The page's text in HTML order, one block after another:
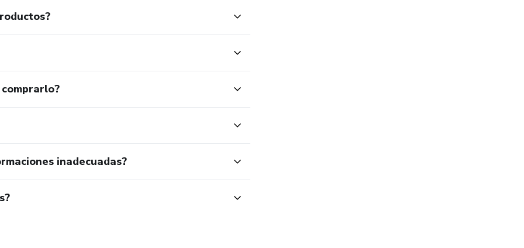
inadecuadas?